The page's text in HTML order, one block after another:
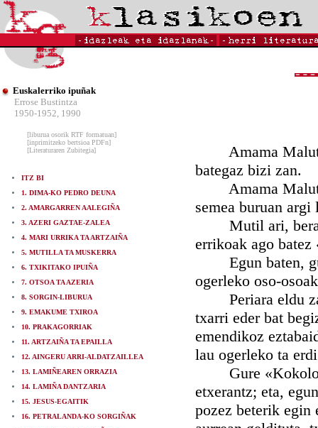
Euskalerriko ipuñak
Errose Bustintza
1950-1952, 1990
[liburua osorik RTF formatuan]
[inprimitzeko bertsioa PDFn]
[Literaturaren Zubitegia]
ITZ BI
1. DIMA-KO PEDRO DEUNA
2. AMARGARREN AALEGIÑA
3. AZERI GAZTAE-ZALEA
4. MARI URRIKA TA ARTZAIÑA
5. MUTILLA TA MUSKERRA
6. TXIKITAKO IPUIÑA
7. OTSOA TA AZERIA
8. SORGIN-LIBURUA
9. EMAKUME TXIROA
10. PRAKAGORRIAK
11. ARTZAIÑA TA EPAILLA
12. AINGERU ARRI-ALDATZAILLEA
13. LAMIÑEAREN ORRAZIA
14. LAMIÑA DANTZARIA
15. JESUS-EGAITIK
16. PETRALANDA-KO SORGIÑAK
Amama Maluta-
bategaz bizi zan.
Amama Maluta-
semea buruan
Mutil ari, berak
errikoak ago
Egun baten,
ogerleko oso-
Periara eldu
txarri eder bat
emendikoz
lau ogerleko ta
Gure «Kokolo-
etxerantz; eta,
pozez beterik egin